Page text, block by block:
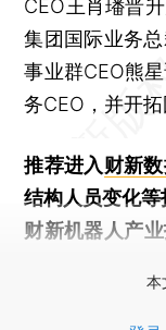
CEO王肖璠晋
集团国际业务
事业群CEO熊
务CEO，并开拓
推荐进入财新
结构人员变化等
财新机器人产
本